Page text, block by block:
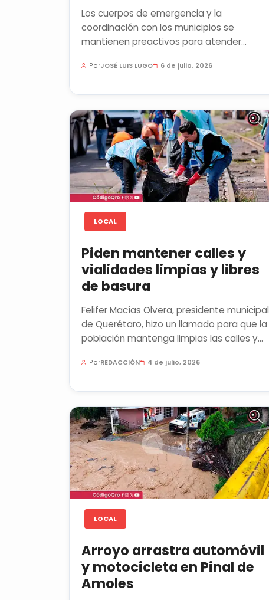
Los cuerpos de emergencia y la
coordinación con los municipios se
mantienen preactivos para atender
temporada...
PorJOSÉ LUIS LUGO 6 de julio, 2026
LOCAL
Piden mantener calles y
vialidades limpias y libres
de basura
Felifer Macías Olvera, presidente municipal
de Querétaro, hizo un llamado para que la
población mantenga limpias las calles y
PorREDACCIÓN 4 de julio, 2026
LOCAL
Arroyo arrastra automóvil
y motocicleta en Pinal de
Amoles